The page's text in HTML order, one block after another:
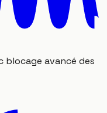
blocage avancé des